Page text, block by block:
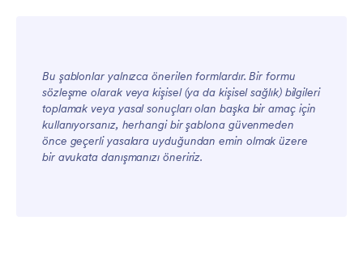
Ekipler İçin
Bu şablonlar yalnızca önerilen formlardır. Bir formu
sözleşme olarak veya kişisel (ya da kişisel sağlık) bilgileri
toplamak veya yasal sonuçları olan başka bir amaç için
kullanıyorsanız, herhangi bir şablona güvenmeden
önce geçerli yasalara uyduğundan emin olmak üzere
bir avukata danışmanızı öneririz.